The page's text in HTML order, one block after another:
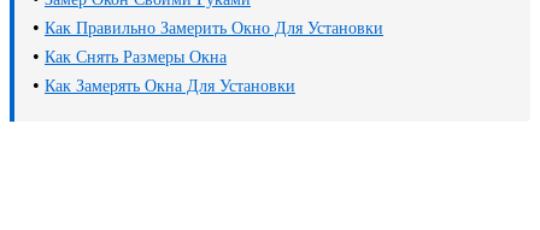
• Как Правильно Замерить Окно Для Установки
• Как Снять Размеры Окна
• Как Замерять Окна Для Установки